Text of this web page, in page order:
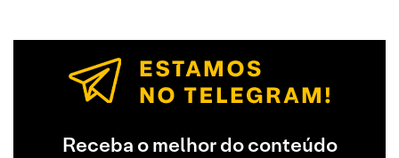
Receba o melhor do conteúdo